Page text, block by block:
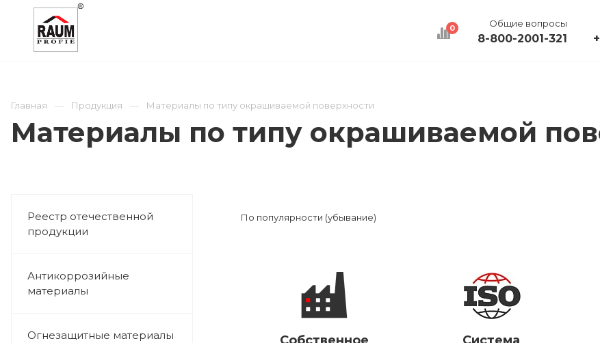
0 Общие вопросы
8-800-2001-321
Главная
Продукция Материалы по типу окрашиваемой поверхности
Материалы по типу окрашиваемой
Реестр отечественной
продукции
Антикоррозийные
материалы
Огнезащитные материалы
По популярности (убывание)